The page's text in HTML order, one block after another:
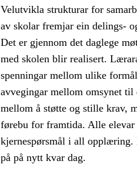
Velutvikla strukturar for
av skolar fremjar ein delings-
Det er gjennom det daglege
med skolen blir realisert.
spenningar mellom ulike
avvegingar mellom omsynet til
mellom å støtte og stille krav,
førebu for framtida. Alle
kjernespørsmål i all opplæring.
på på nytt kvar dag.